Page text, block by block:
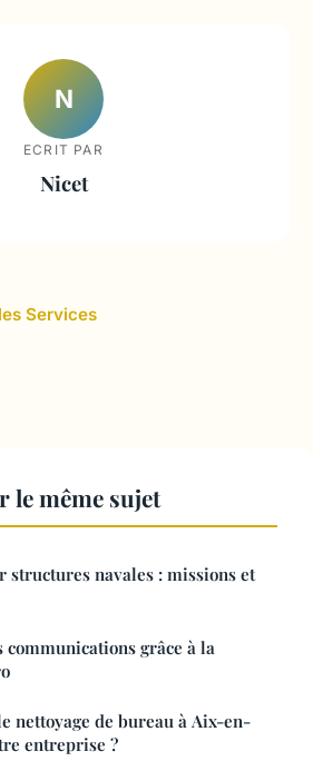
N
ECRIT PAR
Nicet
Services
le même sujet
structures navales : missions et
communications grâce à la
nettoyage de bureau à Aix-en-
entreprise ?